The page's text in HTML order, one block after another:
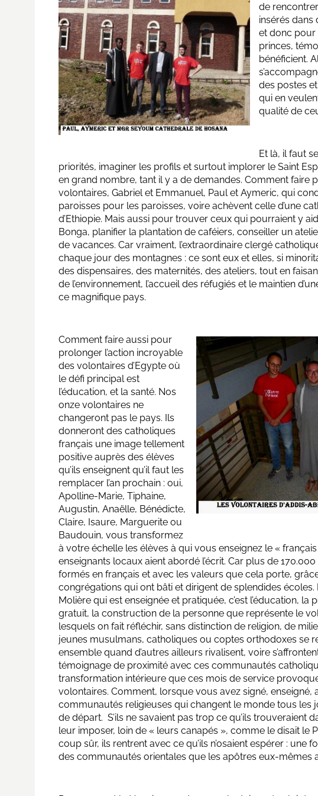
de
insérés
et donc pour
princes,
bénéficient.
des postes
qui en
qualité de
Et là, il faut
priorités, imaginer les profils et surtout implorer le Saint
en grand nombre, tant il y a de demandes. Comment faire
volontaires, Gabriel et Emmanuel, Paul et Aymeric, qui
paroisses pour les paroisses, voire achèvent celle d’une
d’Ethiopie. Mais aussi pour trouver ceux qui pourraient y
Bonga, planifier la plantation de caféiers, conseiller un
de vacances. Car vraiment, l’extraordinaire clergé
chaque jour des montagnes : ce sont eux et elles, si
des dispensaires, des maternités, des ateliers, tout en
de l’environnement, l’accueil des réfugiés et le maintien
ce magnifique pays.
Comment faire aussi pour
prolonger l’action incroyable
des volontaires d’Egypte où
le défi principal est
l’éducation, et la santé. Nos
onze volontaires ne
changeront pas le pays. Ils
donneront des catholiques
français une image tellement
positive auprès des élèves
qu’ils enseignent qu’il faut les
remplacer l’an prochain : oui,
Apolline-Marie, Tiphaine,
Augustin, Anaëlle, Bénédicte,
Claire, Isaure, Marguerite ou
Baudouin, vous transformez
à votre échelle les élèves à qui vous enseignez le «
enseignants locaux aient abordé l’écrit. Car plus de
formés en français et avec les valeurs que cela porte,
congrégations qui ont bâti et dirigent de splendides écoles.
Molière qui est enseignée et pratiquée, c’est l’éducation,
gratuit, la construction de la personne que représente le
lesquels on fait réfléchir, sans distinction de religion, de
jeunes musulmans, catholiques ou coptes orthodoxes se
ensemble quand d’autres ailleurs rivalisent, voire
témoignage de proximité avec ces communautés
transformation intérieure que ces mois de service
volontaires. Comment, lorsque vous avez signé, enseigné,
communautés religieuses qui changent le monde tous les
de départ. S’ils ne savaient pas trop ce qu’ils trouveraient
leur imposer, loin de « leurs canapés », comme le disait le
coup sûr, ils rentrent avec ce qu’ils n’osaient espérer :
des communautés orientales que les apôtres eux-mêmes